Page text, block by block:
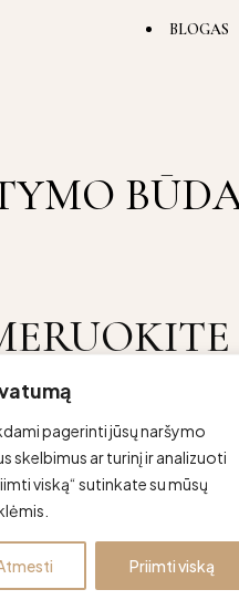
pagerinti jūsų naršymo
skelbimus ar turinį ir analizuoti
viską“ sutinkate su mūsų
Priimti viską
BLOGAS
saugomos | Developed by